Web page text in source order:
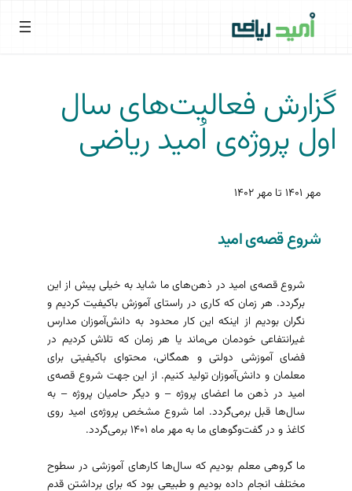
گزارش فعالیت‌های سال
اول پروژه‌ی اُمید ریاضی
مهر ۱۴۰۱ تا مهر ۱۴۰۲
شروع قصه‌ی امید
شروع قصه‌ی امید در ذهن‌های ما شاید به خیلی پیش از این
برگردد. هر زمان که کاری در راستای آموزش باکیفیت کردیم و
نگران بودیم از اینکه این کار محدود به دانش‌آموزان مدارس
غیرانتفاعی خودمان می‌ماند یا هر زمان که تلاش کردیم در
فضای آموزشی دولتی و همگانی، محتوای باکیفیتی برای
معلمان و دانش‌آموزان تولید کنیم. از این جهت شروع قصه‌ی
امید در ذهن ما اعضای پروژه – و دیگر حامیان پروژه – به
سال‌ها قبل برمی‌گردد. اما شروع مشخص پروژه‌ی امید روی
کاغذ و در گفت‌وگوهای ما به مهر ماه ۱۴۰۱ برمی‌گردد.
ما گروهی معلم بودیم که سال‌ها کارهای آموزشی در سطوح
مختلف انجام داده بودیم و طبیعی بود که برای برداشتن قدم